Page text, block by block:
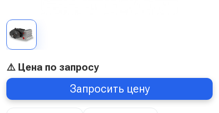
⚠️ Цена по запросу
Запросить цену